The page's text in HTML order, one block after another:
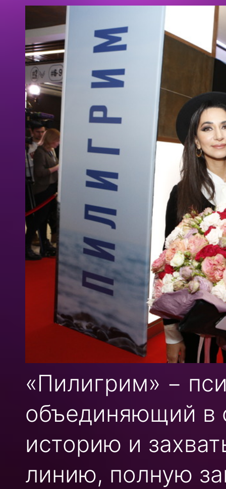
«Пилигрим» −
объединяющий в
историю и
линию, полную